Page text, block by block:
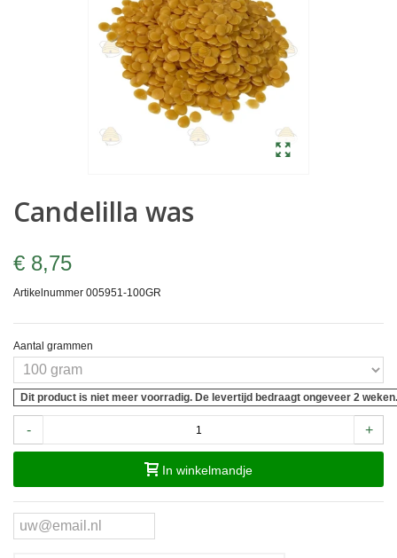
Candelilla was
€ 8,75
Artikelnummer 005951-100GR
Aantal grammen
Dit product is niet meer voorradig. De levertijd bedraagt ongeveer 2
- +
In winkelmandje